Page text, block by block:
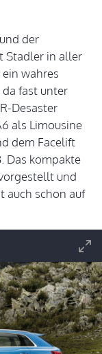
und der
Stadler in aller
wahres
fast unter
Desaster
als Limousine
dem Facelift
Das kompakte
und
auch schon auf